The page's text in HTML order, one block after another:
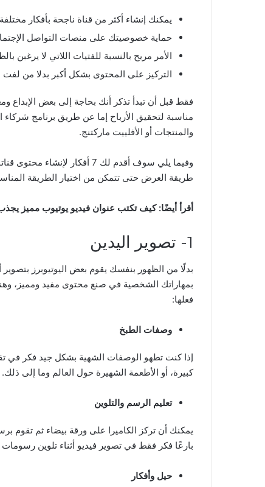
يمكنك إنشاء أكثر من قناة ناجحة بأفكار
حماية خصوصيتك على منصات التواصل
الأمر مريح بالنسبة للفتيات اللاتي لا يرغبن
التركيز على المحتوى بشكل أكبر بدلا من لفت
فقط قبل أن تبدأ تذكر أنك بحاجة إلى بعض
مناسبة لتحقيق الأرباح إما عن طريق برنامج شركاء
والمنتجات أو الأفلييت ماركتنج.
وفيما يلي سوف أقدم لك 7
طريقة العرض حتى تتمكن من اختيار الطريقة
أقرأ أيضًا: كيف تكتب عنوان فيديو يوتيوب مميز
1- تصوير اليدين
بدلًا من الظهور بنفسك يقوم بعض اليوتيوبرز
بمهاراتك الشخصية في صنع محتوى مفيد ومميز،
فعلها:
وصفات الطبخ
إذا كنت تطهو الوصفات الشهية بشكل جيد فكر في
كبيرة، أو الأطعمة الشهيرة حول العالم وما إلى ذلك.
تعليم الرسم والتلوين
يمكنك أن تركز الكاميرا على ورقة بيضاء ثم تقوم
بارعًا فكر فقط في تصوير فيديو أثناء تلوين
حيل وأفكار